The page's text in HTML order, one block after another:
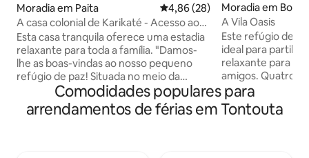
Moradia em Paita Classificação média de 4,86
4,86 (28)
A casa colonial de Karikaté - Acesso ao
mar!
Esta casa tranquila oferece uma estadia
relaxante para toda a família. "Damos-
lhe as boas-vindas ao nosso pequeno
refúgio de paz! Situada no meio da
natureza, a nossa casa oferece vistas
deslumbrantes para o mar (acesso à
praia), ambiente tranquilo e a companhia
Moradia em
A Vila Oasis
Este refúgio de
ideal para
relaxante para
amigos. Quatro
No exterior, uma
convida ao
Comodidades populares para
arrendamentos de férias em Tontouta